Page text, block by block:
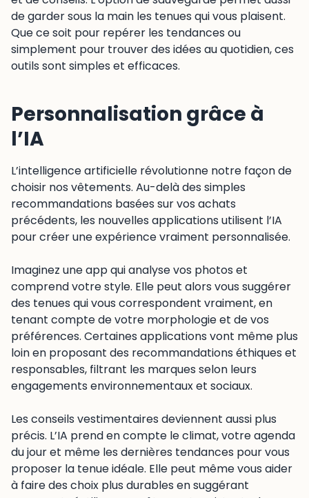
de garder sous la main les tenues qui vous plaisent.
Que ce soit pour repérer les tendances ou
simplement pour trouver des idées au quotidien, ces
outils sont simples et efficaces.
Personnalisation grâce à
l’IA
L’intelligence artificielle révolutionne notre façon de
choisir nos vêtements. Au-delà des simples
recommandations basées sur vos achats
précédents, les nouvelles applications utilisent l’IA
pour créer une expérience vraiment personnalisée.
Imaginez une app qui analyse vos photos et
comprend votre style. Elle peut alors vous suggérer
des tenues qui vous correspondent vraiment, en
tenant compte de votre morphologie et de vos
préférences. Certaines applications vont même plus
loin en proposant des recommandations éthiques et
responsables, filtrant les marques selon leurs
engagements environnementaux et sociaux.
Les conseils vestimentaires deviennent aussi plus
précis. L’IA prend en compte le climat, votre agenda
du jour et même les dernières tendances pour vous
proposer la tenue idéale. Elle peut même vous aider
à faire des choix plus durables en suggérant